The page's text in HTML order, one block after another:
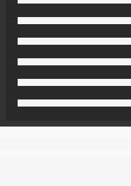
-
-
-
-
-